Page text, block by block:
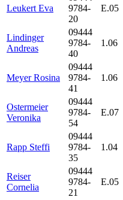
Leukert Eva
9784-
20
E.05
Lindinger
Andreas
09444
9784-
40
1.06
Meyer Rosina
09444
9784-
41
1.06
Ostermeier
Veronika
09444
9784-
54
E.07
Rapp Steffi
09444
9784-
35
1.04
Reiser
Cornelia
09444
9784-
21
E.05